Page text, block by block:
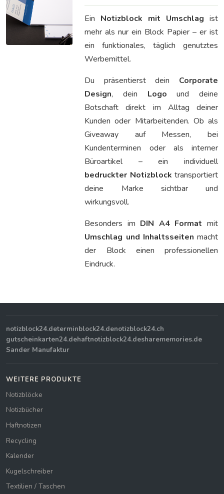
Ein Notizblock mit Umschlag ist
mehr als nur ein Block Papier – er ist
ein funktionales, täglich genutztes
Werbemittel.
Du präsentierst dein Corporate
Design, dein Logo und deine
Botschaft direkt im Alltag deiner
Kunden oder Mitarbeitenden. Ob als
Giveaway auf Messen, bei
Kundenterminen oder als interner
Büroartikel – ein individuell
bedruckter Notizblock transportiert
deine Marke sichtbar und
wirkungsvoll.
Besonders im DIN A4 Format mit
Umschlag und Inhaltsseiten macht
der Block einen professionellen
Eindruck.
notizblock24.determinblock24.denotizblock24.ch
gutscheinkarten24.dehaftnotizblock24.desharememories.de
Sander Manufaktur
WEITERE PRODUKTE
Notizblöcke
Notizbücher
Haftnotizen
Recycling
Kalender
Kugelschreiber
Textilien / Taschen